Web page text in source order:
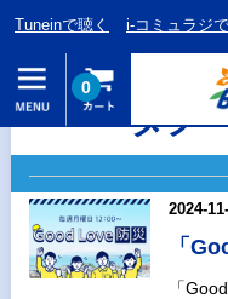
Tuneinで聴く i-コミュラジ
0
タグ
2024-
「
「